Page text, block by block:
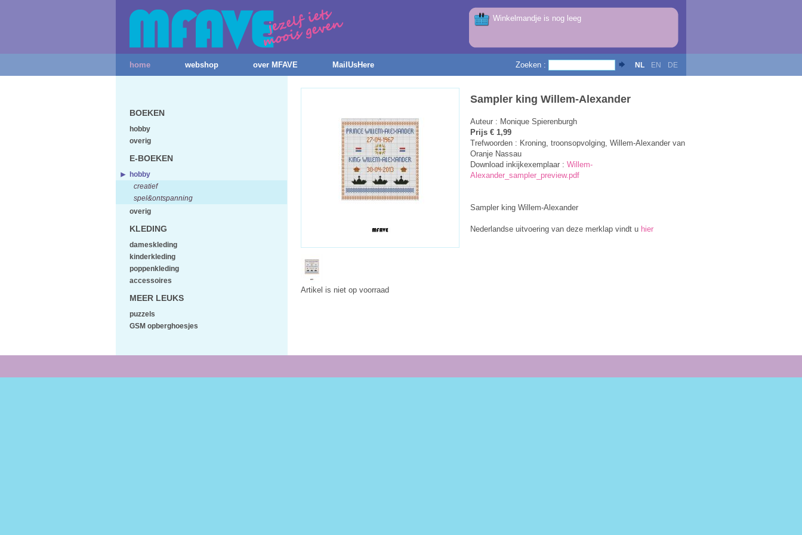
Winkelmandje is nog leeg
home webshop over MFAVE MailUsHere NL EN DE
Zoeken :
Artikel is niet op voorraad
Sampler king Willem-Alexander
Auteur : Monique Spierenburgh
Prijs € 1,99
Trefwoorden : Kroning, troonsopvolging, Willem-Alexander van
Oranje Nassau
Download inkijkexemplaar : Willem-
Alexander_sampler_preview.pdf
Sampler king Willem-Alexander
Nederlandse uitvoering van deze merklap vindt u hier
BOEKEN
hobby
overig
E-BOEKEN
hobby
creatief
spel&ontspanning
overig
KLEDING
dameskleding
kinderkleding
poppenkleding
accessoires
MEER LEUKS
puzzels
GSM opberghoesjes